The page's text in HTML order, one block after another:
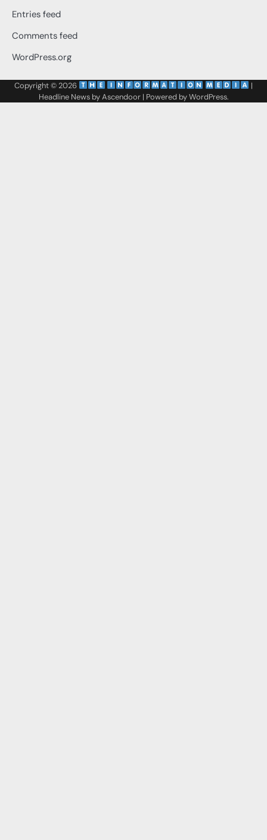
Entries feed
Comments feed
WordPress.org
Copyright © 2026
|
Headline News byAscendoor| Powered byWordPress.